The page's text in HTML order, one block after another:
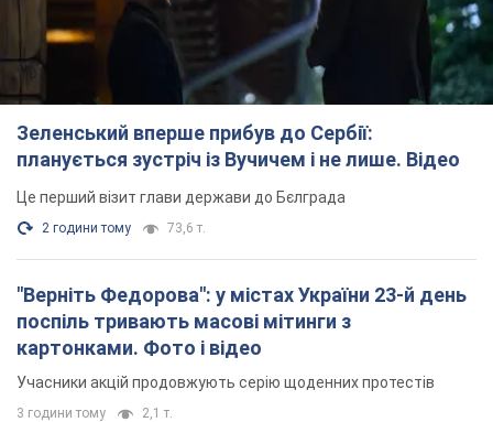
Зеленський вперше прибув до Сербії:
планується зустріч із Вучичем і не лише. Відео
Це перший візит глави держави до Бєлграда
2 години тому 73,6 т.
"Верніть Федорова": у містах України 23-й день
поспіль тривають масові мітинги з
картонками. Фото і відео
Учасники акцій продовжують серію щоденних протестів
3 години тому 2,1 т.